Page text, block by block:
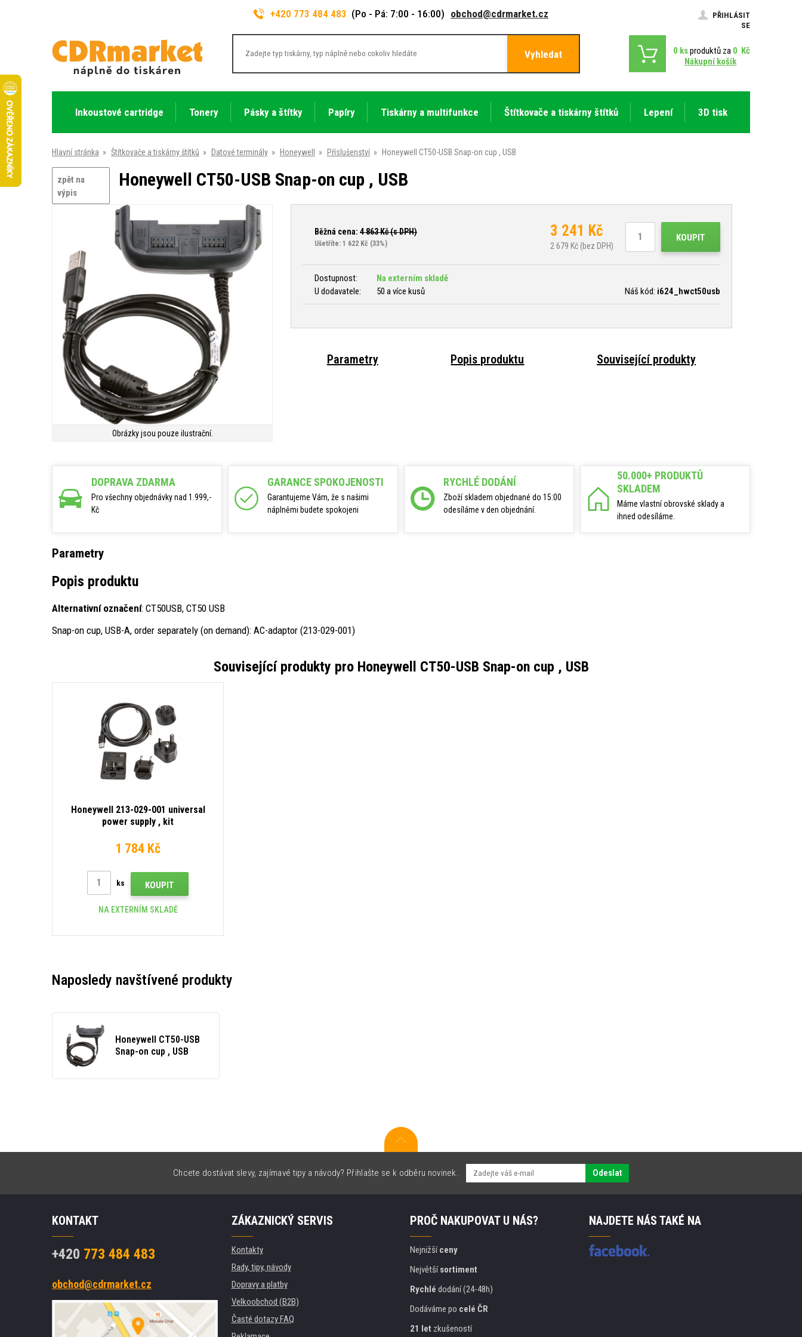
+420 773 484 483 (Po - Pá: 7:00 - 16:00) obchod@cdrmarket.cz
PŘIHLÁSIT
SE
Vyhledat 0 ksproduktů za 0 Kč
Nákupní košík
Inkoustové cartridge Tonery Pásky a štítky Papíry Tiskárny a multifunkce Štítkovače a tiskárny štítků Lepení 3D tisk
Hlavní stránka » Štítkovače a tiskárny štítků » Datové terminály » Honeywell » Příslušenství » Honeywell CT50-USB Snap-on cup , USB
zpět na
výpis
Honeywell CT50-USB Snap-on cup , USB
Obrázky jsou pouze ilustrační.
Běžná cena: 4 863Kč (s DPH)
Ušetříte: 1 622 Kč (33%)
3 241 Kč
2 679 Kč (bez DPH)
KOUPIT
Dostupnost:
Na externím skladě
U dodavatele:
50 a více kusů Náš kód: i624_hwct50usb
Parametry Popis produktu Související produkty
DOPRAVA ZDARMA
Pro všechny objednávky nad 1.999,-
Kč
GARANCE SPOKOJENOSTI
Garantujeme Vám, že s našimi
náplněmi budete spokojeni
RYCHLÉ DODÁNÍ
Zboží skladem objednané do 15:00
odesíláme v den objednání.
50.000+ PRODUKTŮ
SKLADEM
Máme vlastní obrovské sklady a
ihned odesíláme.
Parametry
Popis produktu
Alternativní označení: CT50USB, CT50 USB
Snap-on cup, USB-A, order separately (on demand): AC-adaptor (213-029-001)
Související produkty pro Honeywell CT50-USB Snap-on cup , USB
Honeywell 213-029-001 universal
power supply , kit
1 784 Kč
ks KOUPIT
NA EXTERNÍM SKLADĚ
Naposledy navštívené produkty
Honeywell CT50-USB
Snap-on cup , USB
Chcete dostávat slevy, zajímavé tipy a návody? Přihlašte se k odběru novinek. Odeslat
KONTAKT
+420 773 484 483
obchod@cdrmarket.cz
ZÁKAZNICKÝ SERVIS
Kontakty
Rady, tipy, návody
Dopravy a platby
Velkoobchod (B2B)
Časté dotazy FAQ
PROČ NAKUPOVAT U NÁS?
Nejnižšíceny
Největšísortiment
Rychlé dodání (24-48h)
Dodáváme po celé ČR
21 let zkušeností
NAJDETE NÁS TAKÉ NA